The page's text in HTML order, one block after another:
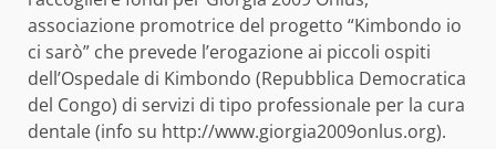
associazione promotrice del progetto “Kimbondo io
ci sarò” che prevede l’erogazione ai piccoli ospiti
dell’Ospedale di Kimbondo (Repubblica Democratica
del Congo) di servizi di tipo professionale per la cura
dentale (info su http://www.giorgia2009onlus.org).